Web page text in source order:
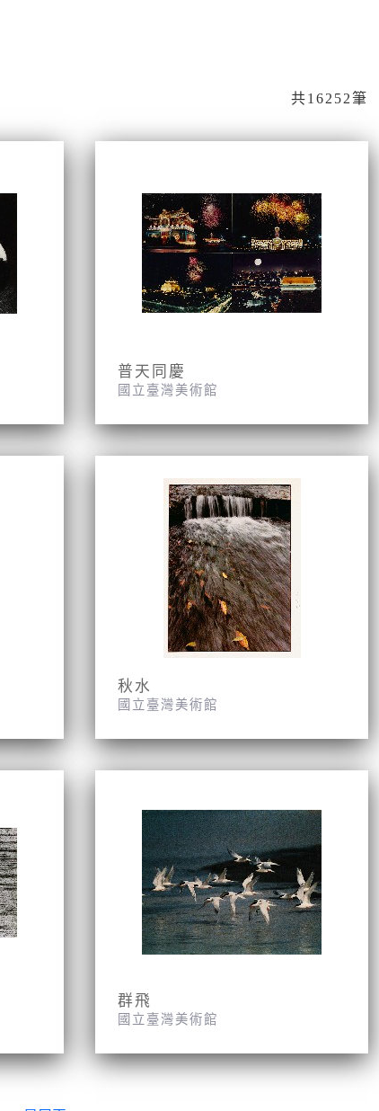
共16252筆
普天同慶
國立臺灣美術館
秋水
國立臺灣美術館
群飛
國立臺灣美術館